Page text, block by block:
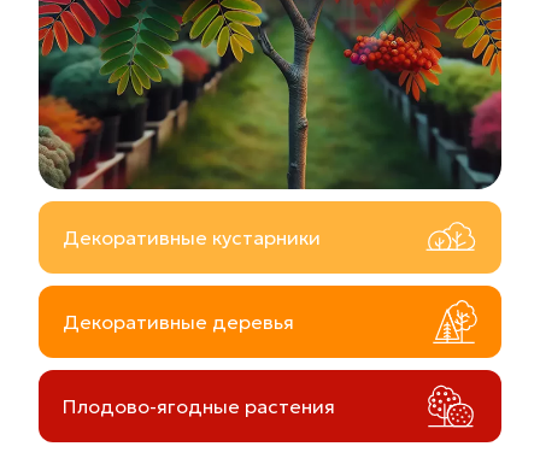
Декоративные кустарники
Декоративные деревья
Плодово-ягодные растения